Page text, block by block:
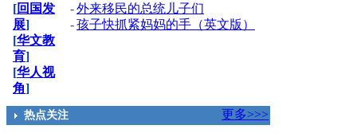
[回国发
展]
[华文教
育]
[华人视
角]
- 外来移民的总统儿子们
- 孩子快抓紧妈妈的手（英文版）
热点关注
更多>>>